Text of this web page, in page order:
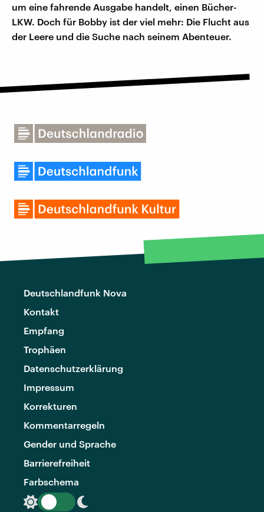
um eine fahrende Ausgabe handelt, einen Bücher-
LKW. Doch für Bobby ist der viel mehr: Die Flucht aus
der Leere und die Suche nach seinem Abenteuer.
Deutschlandfunk Nova
Kontakt
Empfang
Trophäen
Datenschutzerklärung
Impressum
Korrekturen
Kommentarregeln
Gender und Sprache
Barrierefreiheit
Farbschema